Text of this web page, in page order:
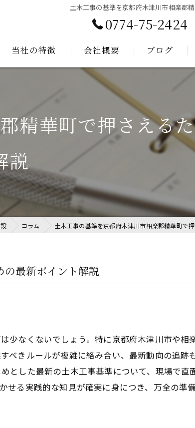
土木工事の基準を京都府木津川市相楽郡
0774-75-2424
当社の特徴
公共工事
解体工事
外構工事
会社概要 ブログ
精華町で押さえる
説
コラム 土木工事の基準を京都府木津川市相楽郡精華町で
の最新ポイント解説
少なくないでしょう。特に京都府木津川市や相
べきルールが複雑に絡み合い、最新動向の追跡
とした最新の土木工事基準について、現場で直
せる実践的な知見が確実に身につき、万全の準